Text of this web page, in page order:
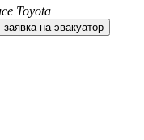
Toyota
заявка на эвакуатор